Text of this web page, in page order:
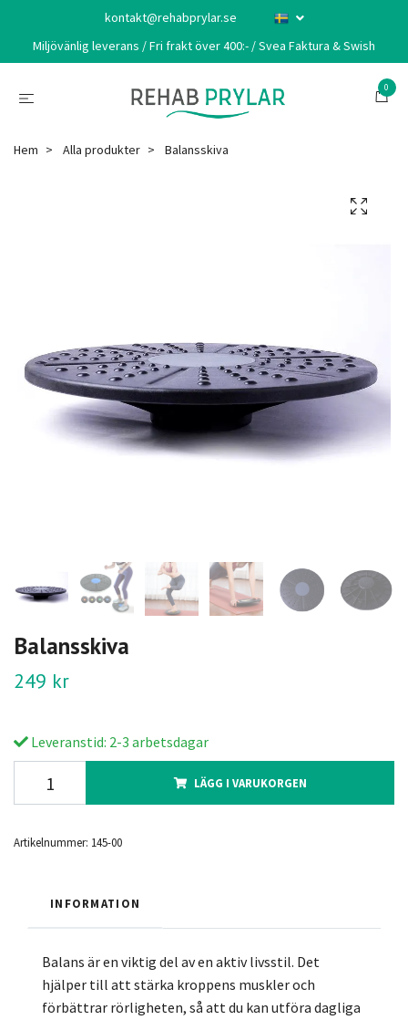
kontakt@rehabprylar.se
Miljövänlig leverans / Fri frakt över 400:- / Svea Faktura & Swish
0
Hem Alla produkter Balansskiva
Balansskiva
249 kr
Leveranstid: 2-3 arbetsdagar
LÄGG I VARUKORGEN
Artikelnummer: 145-00
INFORMATION
Balans är en viktig del av en aktiv livsstil. Det
hjälper till att stärka kroppens muskler och
förbättrar rörligheten, så att du kan utföra dagliga